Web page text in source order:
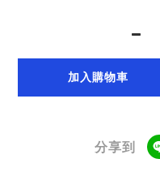
加入購物車
分享到